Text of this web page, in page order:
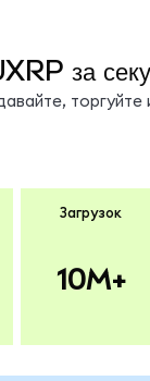
за
Загрузок
10M+